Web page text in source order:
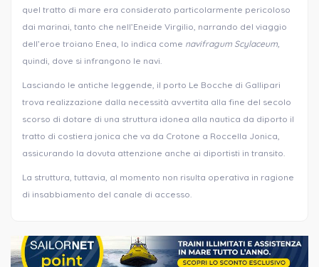
quel tratto di mare era considerato particolarmente pericoloso
dai marinai, tanto che nell’Eneide Virgilio, narrando del viaggio
dell’eroe troiano Enea, lo indica come navifragum Scylaceum,
quindi, dove si infrangono le navi.
Lasciando le antiche leggende, il porto Le Bocche di Gallipari
trova realizzazione dalla necessità avvertita alla fine del secolo
scorso di dotare di una struttura idonea alla nautica da diporto il
tratto di costiera jonica che va da Crotone a Roccella Jonica,
assicurando la dovuta attenzione anche ai diportisti in transito.
La struttura, tuttavia, al momento non risulta operativa in ragione
di insabbiamento del canale di accesso.